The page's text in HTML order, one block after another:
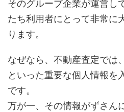
そのグループ企業が運営し
たち利用者にとって非常に
ります。
なぜなら、不動産査定では
といった重要な個人情報を
です。
万が一、その情報がずさん